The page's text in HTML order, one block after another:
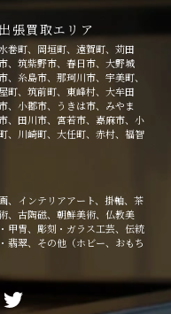
張買取エリア
巻町、岡垣町、遠賀町、苅田
、筑紫野市、春日市、大野城
糸島市、那珂川市、宇美町、
町、筑前町、東峰村、大牟田
、小郡市、うきは市、みやま
、田川市、宮若市、嘉麻市、小
、川崎町、大任町、赤村、福智
、インテリアアート、掛軸、茶
、古陶磁、朝鮮美術、仏教美
甲冑、彫刻・ガラス工芸、伝統
翡翠、その他（ホビー、おもち